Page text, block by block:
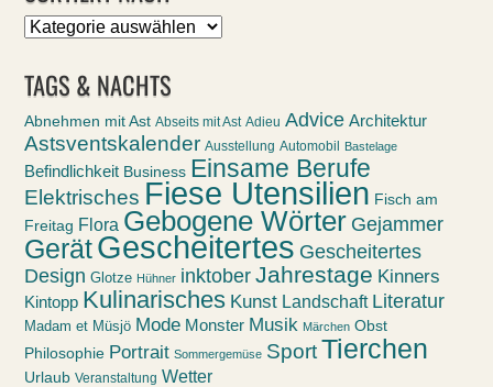
Sortiert
TAGS & NACHTS
Abnehmen mit Ast Abseits mit Ast Adieu Advice Architektur
Astsventskalender Ausstellung Automobil Bastelage
Befindlichkeit Business Einsame Berufe
Elektrisches Fiese Utensilien Fisch am
Freitag Flora Gebogene Wörter Gejammer
GerätGescheitertes Gescheitertes
Design Glotze Hühner inktober Jahrestage Kinners
Kintopp Kulinarisches Kunst Landschaft Literatur
Madam et Müsjö Mode Monster Musik Märchen Obst
Philosophie Portrait Sommergemüse Sport Tierchen
Urlaub Veranstaltung Wetter